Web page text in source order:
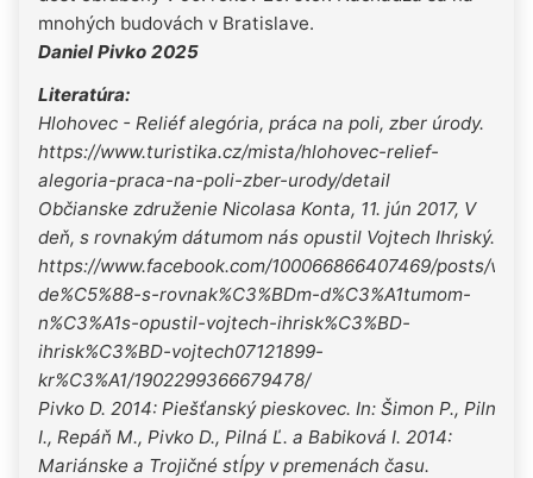
mnohých budovách v Bratislave.
Daniel Pivko 2025
Literatúra:
Hlohovec - Reliéf alegória, práca na poli, zber úrody.
https://www.turistika.cz/mista/hlohovec-relief-
alegoria-praca-na-poli-zber-urody/detail
Občianske združenie Nicolasa Konta, 11. jún 2017, V
deň, s rovnakým dátumom nás opustil Vojtech Ihriský.
https://www.facebook.com/100066866407469/posts/v-
de%C5%88-s-rovnak%C3%BDm-d%C3%A1tumom-
n%C3%A1s-opustil-vojtech-ihrisk%C3%BD-
ihrisk%C3%BD-vojtech07121899-
kr%C3%A1/1902299366679478/
Pivko D. 2014: Piešťanský pieskovec. In: Šimon P., Pilný
I., Repáň M., Pivko D., Pilná Ľ. a Babiková I. 2014:
Mariánske a Trojičné stĺpy v premenách času.